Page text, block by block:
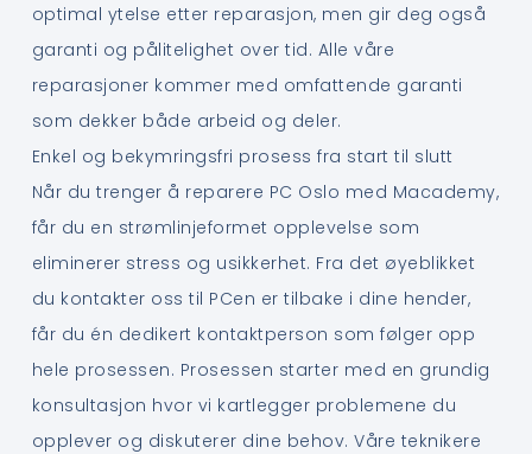
optimal ytelse etter reparasjon, men gir deg også
garanti og pålitelighet over tid. Alle våre
reparasjoner kommer med omfattende garanti
som dekker både arbeid og deler.
Enkel og bekymringsfri prosess fra start til slutt
Når du trenger å reparere PC Oslo med Macademy,
får du en strømlinjeformet opplevelse som
eliminerer stress og usikkerhet. Fra det øyeblikket
du kontakter oss til PCen er tilbake i dine hender,
får du én dedikert kontaktperson som følger opp
hele prosessen. Prosessen starter med en grundig
konsultasjon hvor vi kartlegger problemene du
opplever og diskuterer dine behov. Våre teknikere